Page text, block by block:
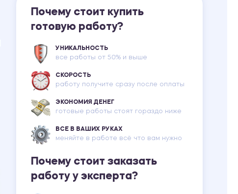
Почему стоит купить
готовую работу?
УНИКАЛЬНОСТЬ
все работы от 50% и выше
СКОРОСТЬ
работу получите сразу после оплаты
ЭКОНОМИЯ ДЕНЕГ
готовые работы стоят гораздо ниже
ВСЕ В ВАШИХ РУКАХ
меняйте в работе всё что вам нужно
Почему стоит заказать
работу у эксперта?